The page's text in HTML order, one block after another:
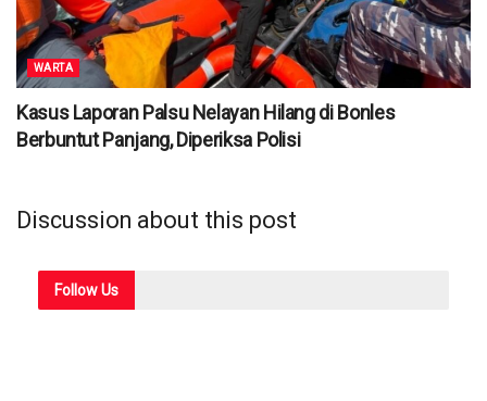
WARTA
Kasus Laporan Palsu Nelayan Hilang di Bonles
Berbuntut Panjang, Diperiksa Polisi
Discussion about this post
FollowUs